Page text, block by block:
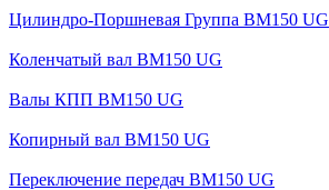
Цилиндро-Поршневая Группа BM150 UG
Коленчатый вал BM150 UG
Валы КПП BM150 UG
Копирный вал BM150 UG
Переключение передач BM150 UG